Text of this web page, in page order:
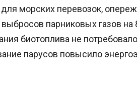
для морских перевозок,
выбросов парниковых газов
биотоплива не
парусов повысило